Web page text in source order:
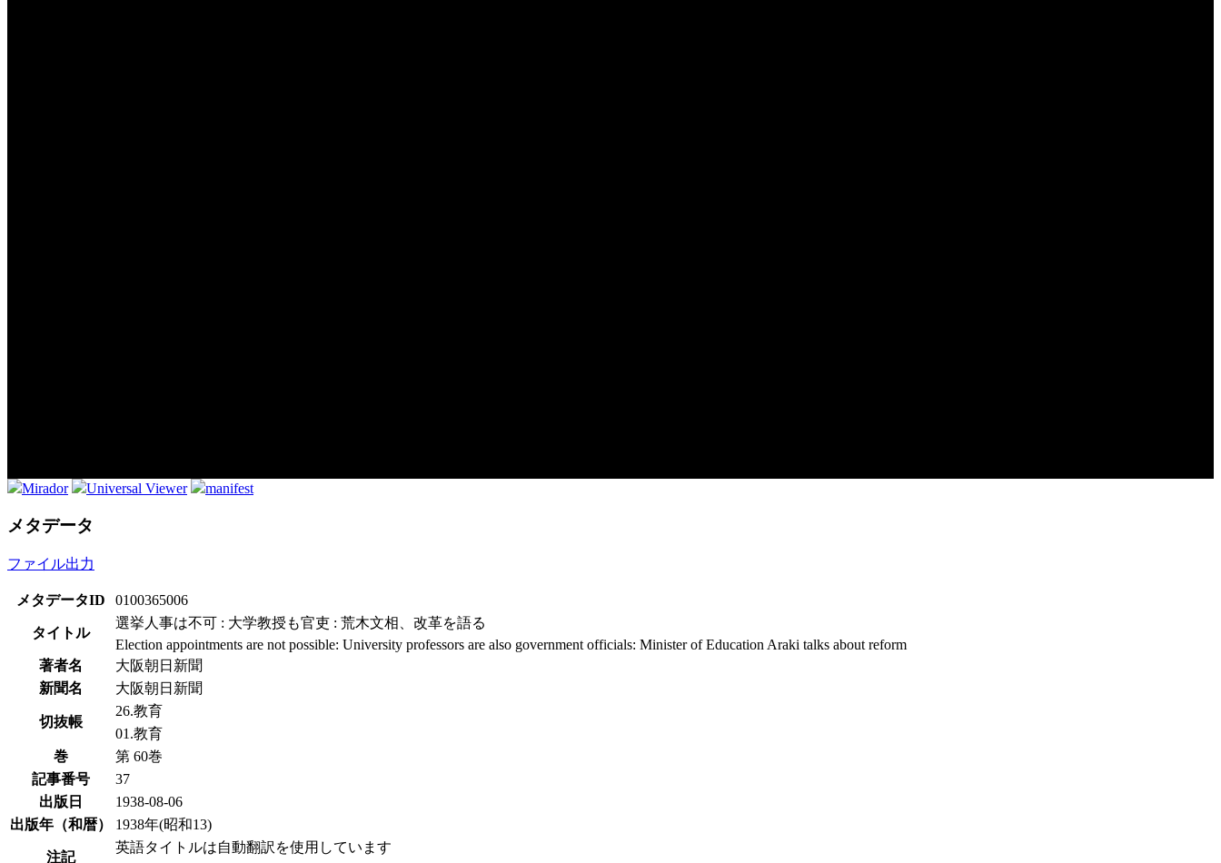
Mirador Universal Viewer manifest
メタデータ
ファイル出力
メタデータID 0100365006
タイトル
選挙人事は不可 : 大学教授も官吏 : 荒木文相、改革を語る
Election appointments are not possible: University professors are also government officials: Minister of Education Araki talks about reform
著者名
大阪朝日新聞
新聞名
大阪朝日新聞
切抜帳
26.教育
01.教育
巻
第 60巻
記事番号
37
出版日
1938-08-06
出版年（和暦）
1938年(昭和13)
注記
英語タイトルは自動翻訳を使用しています